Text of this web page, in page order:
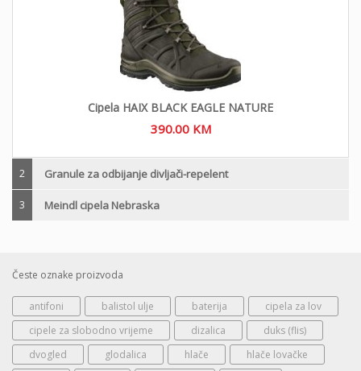
Cipela HAIX BLACK EAGLE NATURE
390.00 KM
2 Granule za odbijanje divljači-repelent
3 Meindl cipela Nebraska
Česte oznake proizvoda
antifoni balistol ulje baterija
cipela za lov
cipele za slobodno vrijeme
dizalica
duks (flis)
dvogled
glodalica hlače
hlače lovačke